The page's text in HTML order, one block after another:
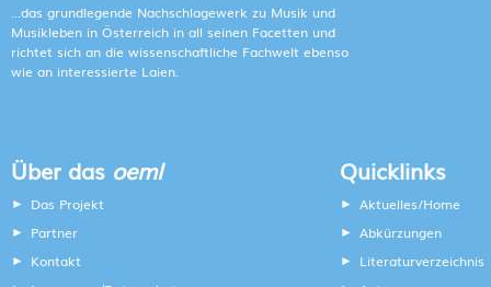
...das grundlegende Nachschlagewerk zu Musik und
Musikleben in Österreich in all seinen Facetten und
richtet sich an die wissenschaftliche Fachwelt ebenso
wie an interessierte Laien.
Über das oeml
Das Projekt
Partner
Kontakt
Quicklinks
Aktuelles/Home
Abkürzungen
Literaturverzeichnis